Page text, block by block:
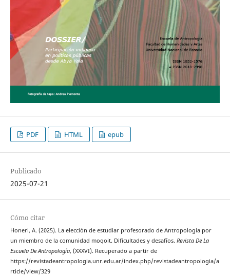
PDF HTML epub
Publicado
2025-07-21
Cómo citar
Honeri, A. (2025). La elección de estudiar profesorado de Antropología por
un miembro de la comunidad moqoit. Dificultades y desafíos. Revista De La
Escuela De Antropología, (XXXVI). Recuperado a partir de
https://revistadeantropologia.unr.edu.ar/index.php/revistadeantropologia/a
rticle/view/329